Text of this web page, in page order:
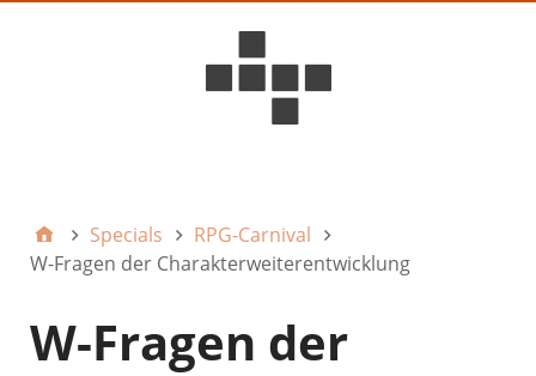
Specials
RPG-Carnival
W-Fragen der Charakterweiterentwicklung
W-Fragen der